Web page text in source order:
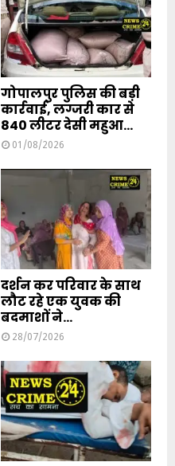
गोपालपुर पुलिस की बड़ी
कार्रवाई, लग्जरी कार से
840 लीटर देसी महुआ...
01/08/2026
दर्शन कर परिवार के साथ
लौट रहे एक युवक की
बदमाशों ने...
28/07/2026